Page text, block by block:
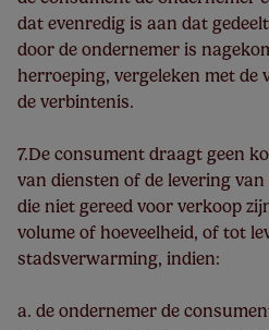
dat evenredig is aan dat
door de ondernemer is
herroeping, vergeleken met de
de verbintenis.
7.De consument draagt geen
van diensten of de levering
die niet gereed voor verkoop
volume of hoeveelheid, of tot
stadsverwarming, indien:
a. de ondernemer de